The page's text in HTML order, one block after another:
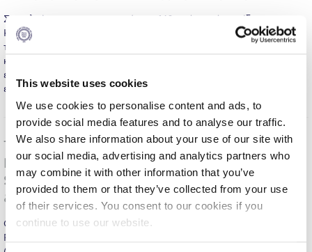
This website uses cookies
We use cookies to personalise content and ads, to
provide social media features and to analyse our traffic.
We also share information about your use of our site with
our social media, advertising and analytics partners who
may combine it with other information that you’ve
provided to them or that they’ve collected from your use
of their services. You consent to our cookies if you
continue to use our website.
Intercollegiate Athletics Program Recruiting Form
International Student Guide
Life on Campus
Livestream
Mήνυμα του Προέδρου προς τις οικογένειες των
φοιτητών μας
Personal Data Protection Policy
PLANNED GIVING
Στο πλαίσιο του εορτασμού των 140 ετών από την ίδρυση του
Κολλεγίου στη Σμύρνη Το Αμερικανικό Κολλέγιο Ελλάδος έχει
τη τιμή να παρουσιάσει την διακεκριμένη εθνομουσικολόγο και
καθηγήτρια του Cornell University δρ. Gail Holst-Warhaft στην
εικοστή πρώτη Διάλεξη Κίμων Φράιαρ, στις 7 Δεκεμβρίου, στις
εγκαταστάσεις του Κολλεγίου στην Αγ. Παρασκευή.…
The American College of Greece Honors the Stavros
Niarchos Foundation for its Support of the SNF
Scholarship Program for Parallel Studies at DEREE-ACG
& the Program’s Scholars
Over thirty scholars participating in the Scholarship Program for
Parallel Studies at DEREE-The American College of Greece